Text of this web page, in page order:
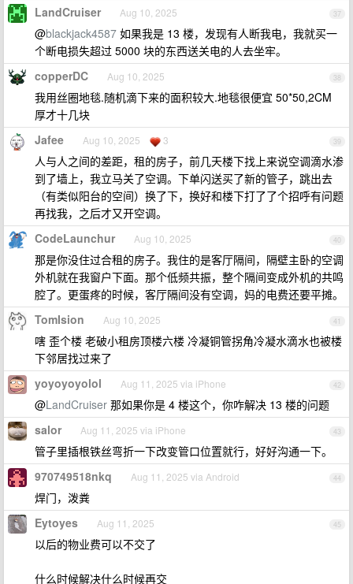
37
LandCruiser Aug 10, 2025
@blackjack4587 如果我是 13 楼，发现有人断我电，我就买一
个断电损失超过 5000 块的东西送关电的人去坐牢。
38
copperDC Aug 10, 2025
我用丝圈地毯.随机滴下来的面积较大.地毯很便宜 50*50,2CM
厚才十几块
39
Jafee Aug 10, 2025 3
人与人之间的差距，租的房子，前几天楼下找上来说空调滴水渗
到了墙上，我立马关了空调。下单闪送买了新的管子，跳出去
（有类似阳台的空间）换了下，换好和楼下打了了个招呼有问题
再找我，之后才又开空调。
40
CodeLaunchur Aug 10, 2025
那是你没住过合租的房子。我住的是客厅隔间，隔壁主卧的空调
外机就在我窗户下面。那个低频共振，整个隔间变成外机的共鸣
腔了。更蛋疼的时候，客厅隔间没有空调，妈的电费还要平摊。
41
TomIsion Aug 10, 2025
嗐 歪个楼 老破小租房顶楼六楼 冷凝铜管拐角冷凝水滴水也被楼
下邻居找过来了
42
yoyoyoyolol Aug 11, 2025 via iPhone
@LandCruiser 那如果你是 4 楼这个，你咋解决 13 楼的问题
43
salor Aug 11, 2025 via iPhone
管子里插根铁丝弯折一下改变管口位置就行，好好沟通一下。
44
970749518nkq Aug 11, 2025 via Android
焊门，泼粪
45
Eytoyes Aug 11, 2025
以后的物业费可以不交了
什么时候解决什么时候再交